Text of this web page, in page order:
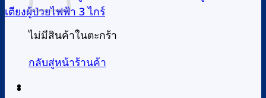
ไม่มีสินค้าในตะกร้า
กลับสู่หน้าร้านค้า
เตียงผู้ป่วยไฟฟ้า 3 ไกร์